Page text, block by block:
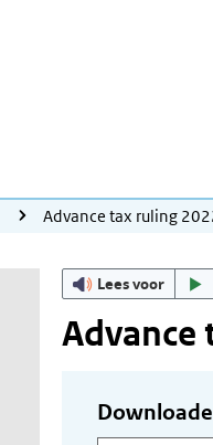
Advance tax ruling
Lees voor
Advance